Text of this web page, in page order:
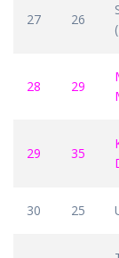
27 26
28 29
29 35
30 25